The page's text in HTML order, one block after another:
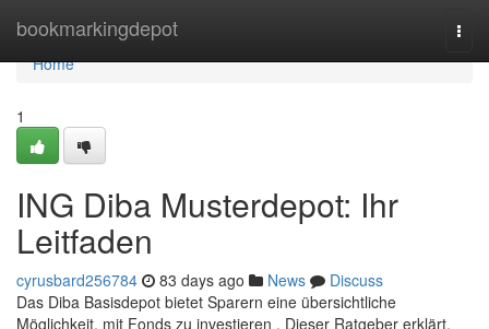
bookmarkingdepot
Home
Home
1
ING Diba Musterdepot: Ihr
Leitfaden
cyrusbard256784 83 days ago News
Discuss
Das Diba Basisdepot bietet Sparern eine übersichtliche
Möglichkeit, mit Fonds zu investieren . Dieser Ratgeber erklärt,